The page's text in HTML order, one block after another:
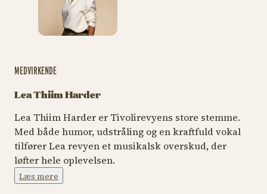
MEDVIRKENDE
Lea Thiim Harder
Lea Thiim Harder er Tivolirevyens store stemme.
Med både humor, udstråling og en kraftfuld vokal
tilfører Lea revyen et musikalsk overskud, der
løfter hele oplevelsen.
Læs mere